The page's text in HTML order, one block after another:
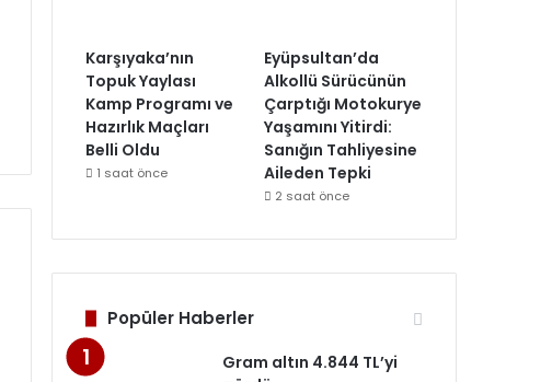
Karşıyaka’nın
Topuk Yaylası
Kamp Programı ve
Hazırlık Maçları
Belli Oldu
1 saat önce
Eyüpsultan’da
Alkollü Sürücünün
Çarptığı Motokurye
Yaşamını Yitirdi:
Sanığın Tahliyesine
Aileden Tepki
2 saat önce
Popüler Haberler
Gram altın 4.844 TL’yi